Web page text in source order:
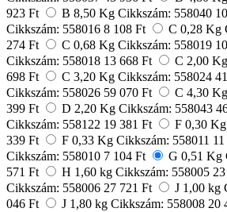
923 Ft
B 8,50 Kg Cikkszám: 558040
Cikkszám: 558016 8 108 Ft C 0,28 Kg
274 Ft
C 0,68 Kg Cikkszám: 558019
Cikkszám: 558018 13 668 Ft C 2,00 Kg
698 Ft
C 3,20 Kg Cikkszám: 558024
Cikkszám: 558026 59 070 Ft C 4,30 Kg
399 Ft
D 2,20 Kg Cikkszám: 558043
Cikkszám: 558122 19 381 Ft F 0,30 Kg
339 Ft
F 0,33 Kg Cikkszám: 558011
Cikkszám: 558010 7 104 Ft G 0,51 Kg
571 Ft
H 1,60 kg Cikkszám: 558005
Cikkszám: 558006 27 721 Ft J 1,00 kg
046 Ft
J 1,80 kg Cikkszám: 558008 20